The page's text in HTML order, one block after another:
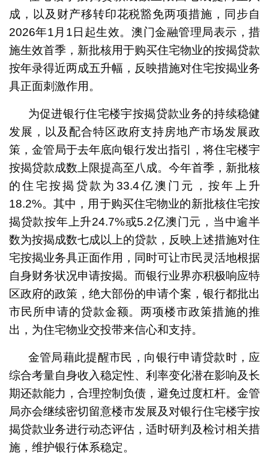
成，以及财产移转印花税豁免两项措施，同步自
2026年1月1日起生效。澳门金融管理局表示，措
施生效首季，新批核用于购买住宅物业的按揭贷款
按年录得近两成五升幅，反映措施对住宅按揭业务
具正面刺激作用。
为促进银行住宅楼宇按揭贷款业务的持续稳健
发展，以及配合特区政府支持房地产市场发展政
策，金管局于去年底向银行发出指引，将住宅楼宇
按揭贷款成数上限提高至八成。今年首季，新批核
的住宅按揭贷款为33.4亿澳门元，按年上升
18.2%。其中，用于购买住宅物业的新批核住宅按
揭贷款按年上升24.7%或5.2亿澳门元，当中逾半
数为按揭成数七成以上的贷款，反映上述措施对住
宅按揭业务具正面作用，同时可让市民灵活地根据
自身财务状况申请按揭。而银行业界亦积极响应特
区政府的政策，绝大部份的申请个案，银行都批出
市民所申请的贷款金额。两项楼市政策措施的推
出，为住宅物业交投带来信心和支持。
金管局藉此提醒市民，向银行申请贷款时，应
综合考量自身收入稳定性、利率变化潜在影响及长
期还款能力，合理控制负债，避免过度杠杆。金管
局亦会继续密切留意楼市发展及对银行住宅楼宇按
揭贷款业务进行动态评估，适时研判及检讨相关措
施，维护银行体系稳定。